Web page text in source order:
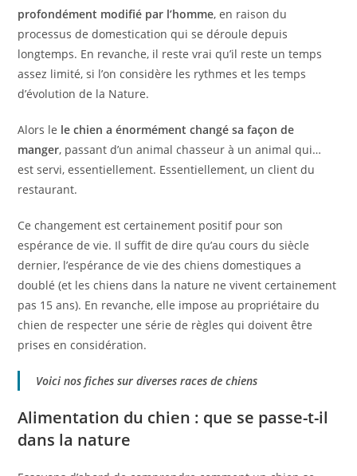
profondément modifié par l’homme, en raison du
processus de domestication qui se déroule depuis
longtemps. En revanche, il reste vrai qu’il reste un temps
assez limité, si l’on considère les rythmes et les temps
d’évolution de la Nature.
Alors le le chien a énormément changé sa façon de
manger, passant d’un animal chasseur à un animal qui…
est servi, essentiellement. Essentiellement, un client du
restaurant.
Ce changement est certainement positif pour son
espérance de vie. Il suffit de dire qu’au cours du siècle
dernier, l’espérance de vie des chiens domestiques a
doublé (et les chiens dans la nature ne vivent certainement
pas 15 ans). En revanche, elle impose au propriétaire du
chien de respecter une série de règles qui doivent être
prises en considération.
Voici nos fiches surdiverses races de chiens
Alimentation du chien : que se passe-t-il
dans la nature